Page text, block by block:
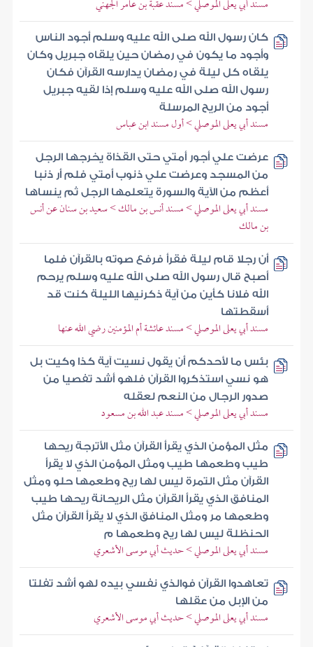
مسند أبي يعلى الموصلي > مسند عقبة بن عامر الجهني
كان رسول الله صلى الله عليه وسلم أجود الناس
وأجود ما يكون في رمضان حين يلقاه جبريل وكان
يلقاه كل ليلة في رمضان يدارسه القرآن فكان
رسول الله صلى الله عليه وسلم إذا لقيه جبريل
أجود من الريح المرسلة
مسند أبي يعلى الموصلي > أول مسند ابن عباس
عرضت علي أجور أمتي حتى القذاة يخرجها الرجل
من المسجد وعرضت علي ذنوب أمتي فلم أر ذنبا
أعظم من الآية والسورة يتعلمها الرجل ثم ينساها
مسند أبي يعلى الموصلي > مسند أنس بن مالك > سعيد بن سنان عن أنس
بن مالك
أن رجلا قام ليلة فقرأ فرفع صوته بالقرآن فلما
أصبح قال رسول الله صلى الله عليه وسلم يرحم
الله فلانا كأين من آية ذكرنيها الليلة كنت قد
أسقطتها
مسند أبي يعلى الموصلي > مسند عائشة أم المؤمنين رضي الله عنها
بئس ما لأحدكم أن يقول نسيت آية كذا وكيت بل
هو نسي استذكروا القرآن فلهو أشد تفصيا من
صدور الرجال من النعم لعقله
مسند أبي يعلى الموصلي > مسند عبد الله بن مسعود
مثل المؤمن الذي يقرأ القرآن مثل الأترجة ريحها
طيب وطعمها طيب ومثل المؤمن الذي لا يقرأ
القرآن مثل التمرة ليس لها ريح وطعمها حلو ومثل
المنافق الذي يقرأ القرآن مثل الريحانة ريحها طيب
وطعمها مر ومثل المنافق الذي لا يقرأ القرآن مثل
الحنظلة ليس لها ريح وطعمها م
مسند أبي يعلى الموصلي > حديث أبي موسى الأشعري
تعاهدوا القرآن فوالذي نفسي بيده لهو أشد تفلتا
من الإبل من عقلها
مسند أبي يعلى الموصلي > حديث أبي موسى الأشعري